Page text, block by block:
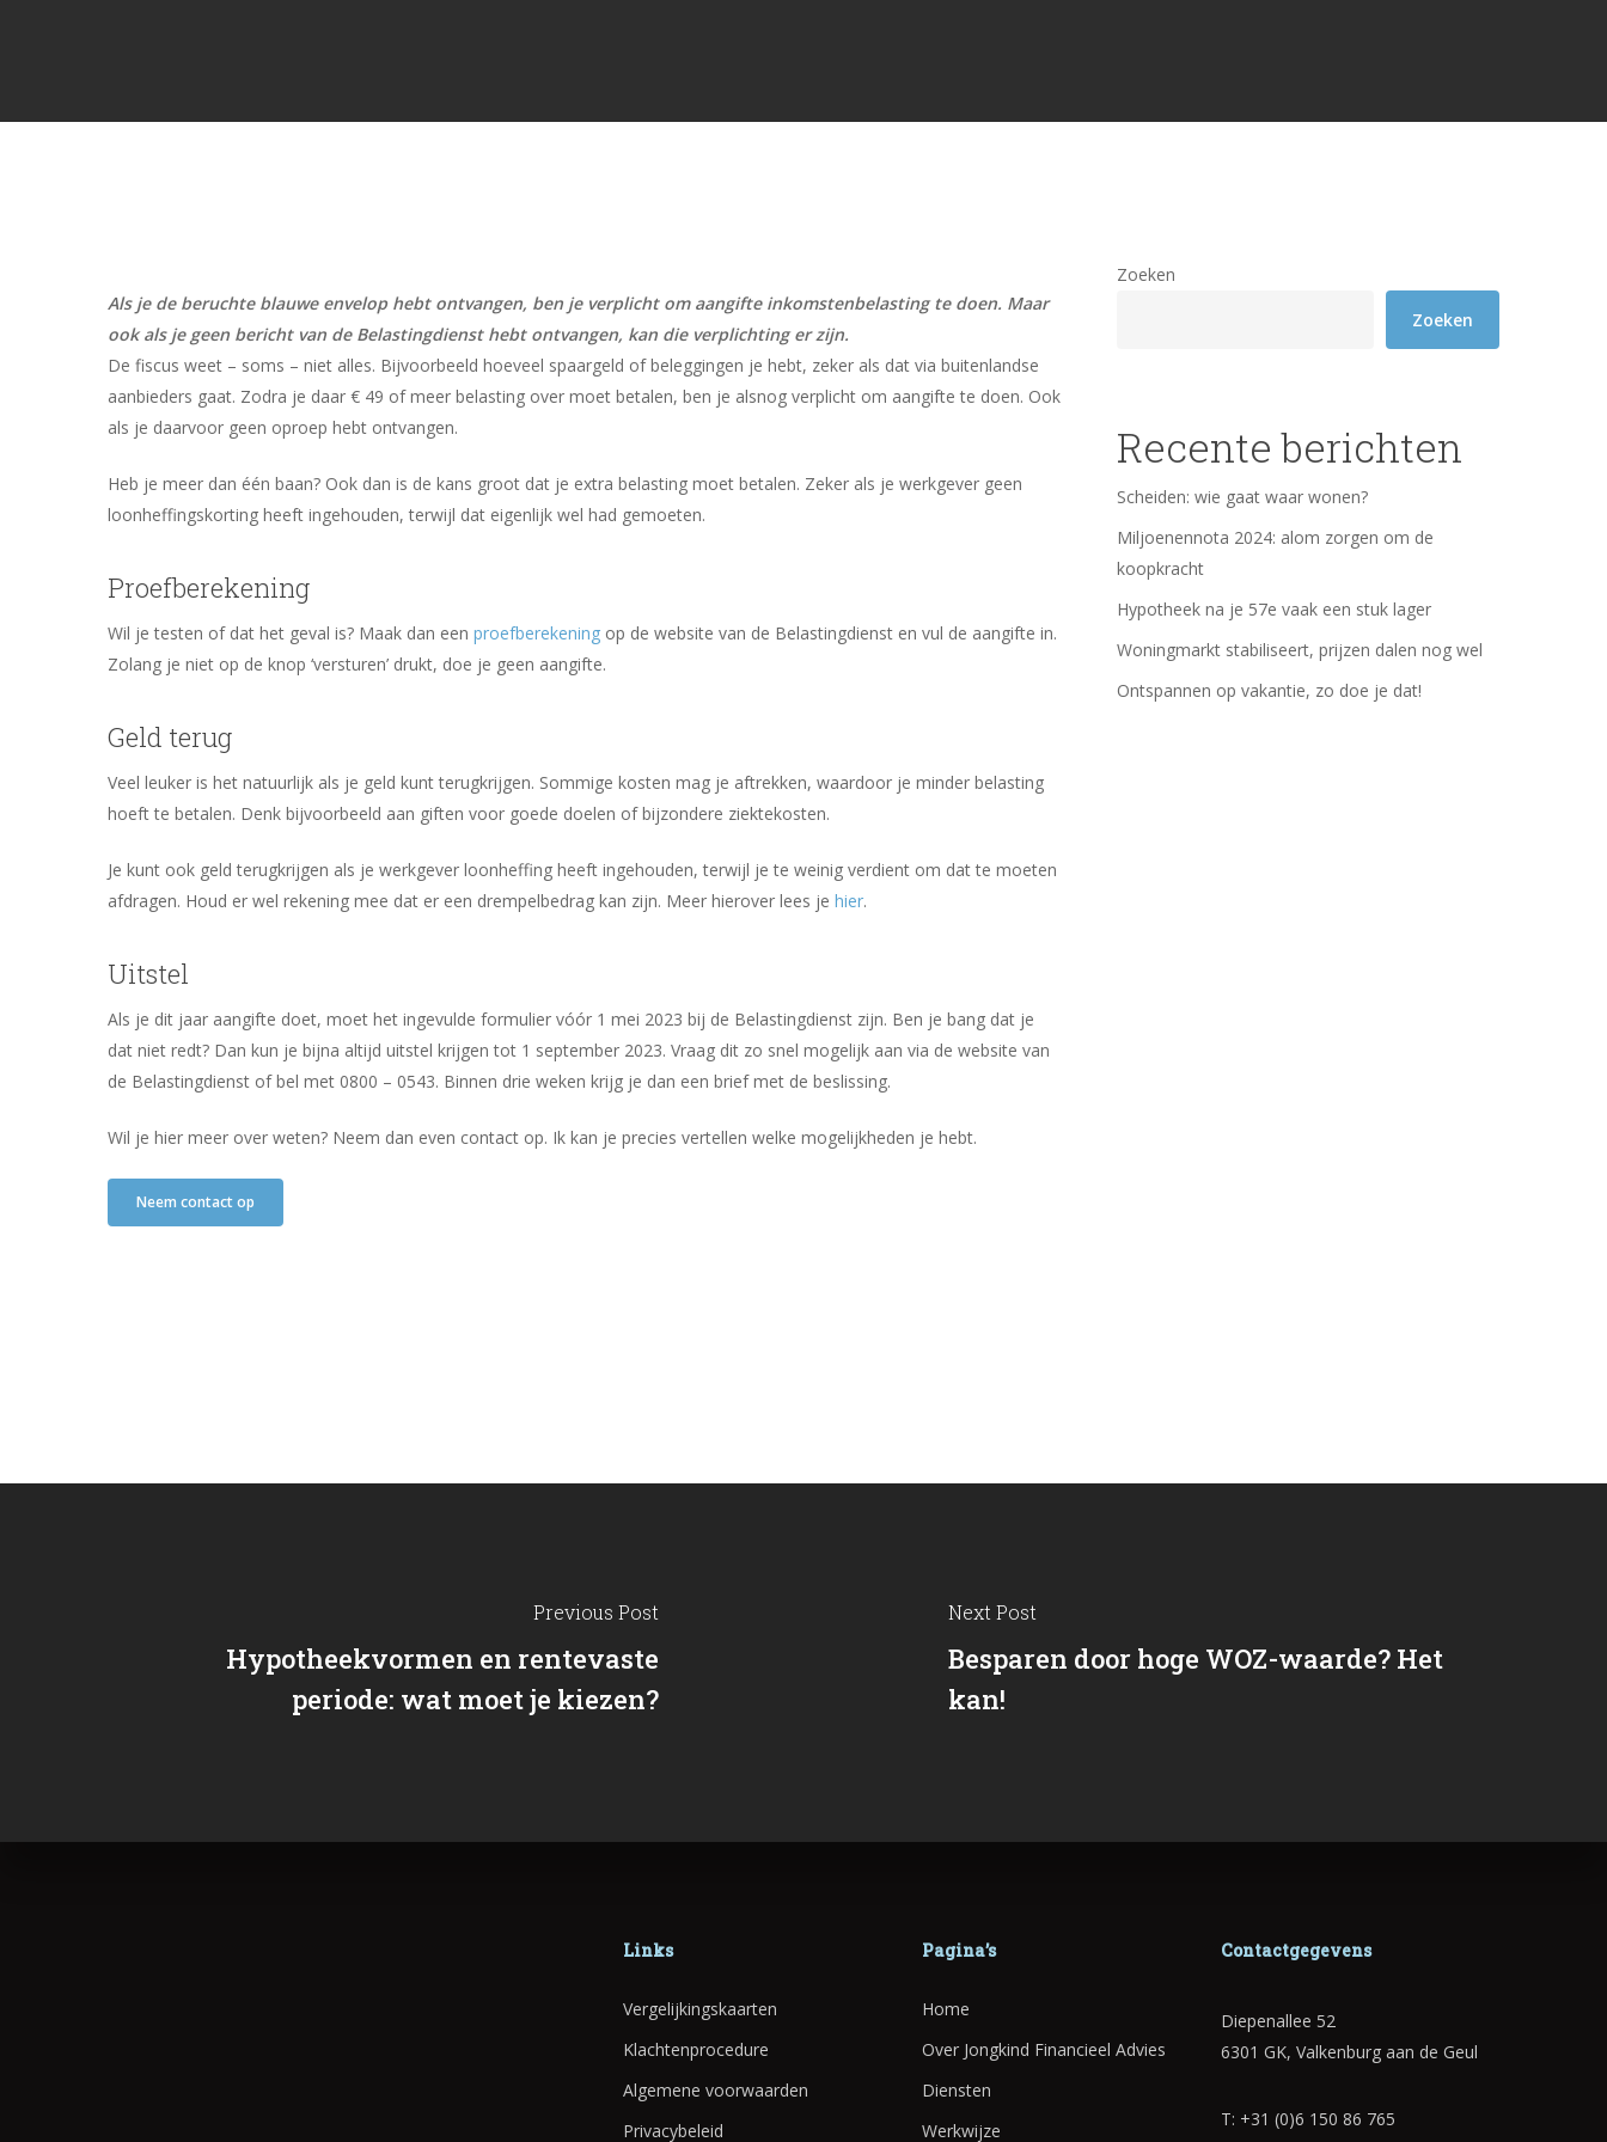
Als je de beruchte blauwe envelop hebt ontvangen, ben je verplicht om aangifte inkomstenbelasting te doen. Maar
ook als je geen bericht van de Belastingdienst hebt ontvangen, kan die verplichting er zijn.
De fiscus weet – soms – niet alles. Bijvoorbeeld hoeveel spaargeld of beleggingen je hebt, zeker als dat via buitenlandse
aanbieders gaat. Zodra je daar € 49 of meer belasting over moet betalen, ben je alsnog verplicht om aangifte te doen. Ook
als je daarvoor geen oproep hebt ontvangen.
Heb je meer dan één baan? Ook dan is de kans groot dat je extra belasting moet betalen. Zeker als je werkgever geen
loonheffingskorting heeft ingehouden, terwijl dat eigenlijk wel had gemoeten.
Proefberekening
Wil je testen of dat het geval is? Maak dan eenproefberekening op de website van de Belastingdienst en vul de aangifte in.
Zolang je niet op de knop ‘versturen’ drukt, doe je geen aangifte.
Geld terug
Veel leuker is het natuurlijk als je geld kunt terugkrijgen. Sommige kosten mag je aftrekken, waardoor je minder belasting
hoeft te betalen. Denk bijvoorbeeld aan giften voor goede doelen of bijzondere ziektekosten.
Je kunt ook geld terugkrijgen als je werkgever loonheffing heeft ingehouden, terwijl je te weinig verdient om dat te moeten
afdragen. Houd er wel rekening mee dat er een drempelbedrag kan zijn. Meer hierover lees jehier.
Uitstel
Als je dit jaar aangifte doet, moet het ingevulde formulier vóór 1 mei 2023 bij de Belastingdienst zijn. Ben je bang dat je
dat niet redt? Dan kun je bijna altijd uitstel krijgen tot 1 september 2023. Vraag dit zo snel mogelijk aan via de website van
de Belastingdienst of bel met 0800 – 0543. Binnen drie weken krijg je dan een brief met de beslissing.
Wil je hier meer over weten? Neem dan even contact op. Ik kan je precies vertellen welke mogelijkheden je hebt.
Neem contact op
Zoeken
Zoeken
Recente berichten
Scheiden: wie gaat waar wonen?
Miljoenennota 2024: alom zorgen om de
koopkracht
Hypotheek na je 57e vaak een stuk lager
Woningmarkt stabiliseert, prijzen dalen nog wel
Ontspannen op vakantie, zo doe je dat!
Previous Post
Hypotheekvormen en rentevaste
periode: wat moet je kiezen?
Next Post
Besparen door hoge WOZ-waarde? Het
kan!
Links
Vergelijkingskaarten
Klachtenprocedure
Algemene voorwaarden
Privacybeleid
Pagina’s
Home
Over Jongkind Financieel Advies
Diensten
Werkwijze
Contactgegevens
Diepenallee 52
6301 GK, Valkenburg aan de Geul
T: +31 (0)6 150 86 765